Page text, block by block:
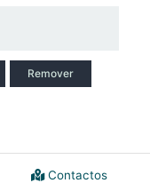
Remover
Contactos